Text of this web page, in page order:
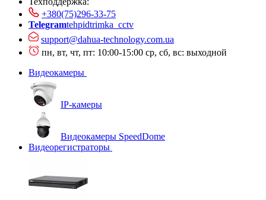
+380(75)296-33-75
Telegramtehpidtrimka_cctv
support@dahua-technology.com.ua
пн, вт, чт, пт: 10:00-15:00 ср, сб, вс: выходной
Видеокамеры
IP-камеры
Видеокамеры SpeedDome
Видеорегистраторы